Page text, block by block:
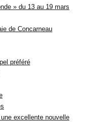
» du 13 au 19 mars
de Concarneau
préféré
excellente nouvelle